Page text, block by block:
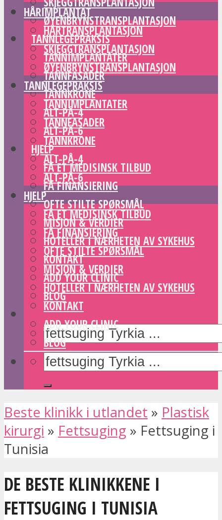
ØYENBRYNSTRANSPLANTASJON
TANNLEGEPRAKSIS
TANNIMPLANTATER
TANNFASADER
TANNKRONE
ALT-PÅ-4
ALT-PÅ-6
HJELP
FÅ ET MEDISINSK TILBUD
FÅ FINANSIERING
OFTE STILTE SPØRSMÅL
MISJON & VERDIER
HOTELLER I NÆRHETEN AV SYKEHUS
KONTAKT
ADD YOUR CLINIC
BLOG
HÅRIMPLANTAT
HÅRTRANSPLANTASJON
SKJEGGTRANSPLANTASJON
ØYENBRYNSTRANSPLANTASJON
TANNLEGEPRAKSIS
TANNIMPLANTATER
TANNFASADER
TANNKRONE
ALT-PÅ-4
ALT-PÅ-6
HJELP
FÅ ET MEDISINSK TILBUD
FÅ FINANSIERING
OFTE STILTE SPØRSMÅL
MISJON & VERDIER
HOTELLER I NÆRHETEN AV SYKEHUS
KONTAKT
ADD YOUR CLINIC
BLOG
Beste klinikk i utlandet » Plastisk
kirurgi » Fettsuging » Fettsuging i
Tunisia
DE BESTE KLINIKKENE I
FETTSUGING I TUNISIA